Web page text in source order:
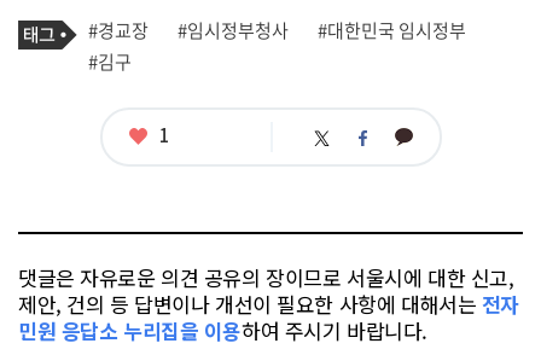
기
사
관
련
태
그
#경교장 #임시정부청사
#대한민국 임시정부
#김구
좋1 트 페 카
댓글은 자유로운 의견 공유의 장이므로 서울시에 대한 신고,
제안, 건의 등 답변이나 개선이 필요한 사항에 대해서는 전자
민원 응답소 누리집을 이용하여 주시기 바랍니다.